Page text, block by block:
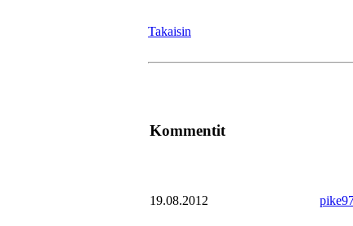
Takaisin
Kommentit
19.08.2012